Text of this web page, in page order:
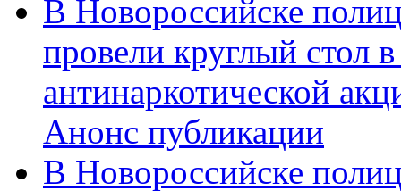
В Новороссийске
провели круглый стол
антинаркотической
Анонс публикации
В Новороссийске